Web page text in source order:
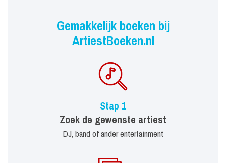
Gemakkelijk boeken bij
ArtiestBoeken.nl
Stap 1
Zoek de gewenste artiest
DJ, band of ander entertainment